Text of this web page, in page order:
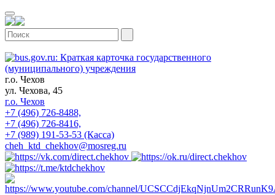
г.о. Чехов
ул. Чехова, 45
г.о. Чехов
+7 (496) 726-8488,
+7 (496) 726-8416,
+7 (989) 191-53-53 (Касса)
cheh_ktd_chekhov@mosreg.ru